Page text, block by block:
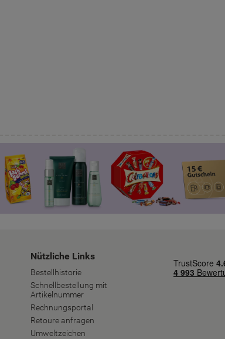
Nützliche Links
Bestellhistorie
Schnellbestellung mit
Artikelnummer
Rechnungsportal
Retoure anfragen
Umweltzeichen